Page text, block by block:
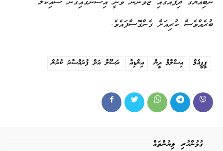
ބުރެއްވެސް ކުރިއަށް ގެންގޮސްފައެވެ.
ރަސޫލާ އަށް ފުރައްސާރަ ކުރުން އިންޑިއާ އިސްލާމް ދީން ޕީޕީއެމް
ގުޅުންހުރި ލިޔުންތައް